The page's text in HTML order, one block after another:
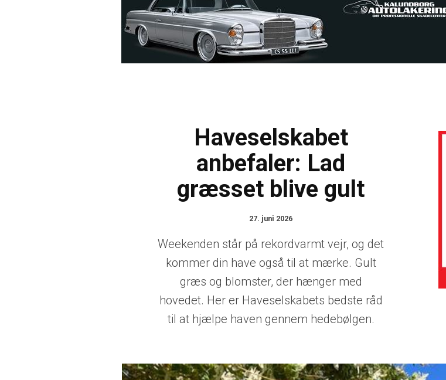
Haveselskabet
anbefaler: Lad
græsset blive gult
27. juni 2026
Weekenden står på rekordvarmt vejr, og det
kommer din have også til at mærke. Gult
græs og blomster, der hænger med
hovedet. Her er Haveselskabets bedste råd
til at hjælpe haven gennem hedebølgen.